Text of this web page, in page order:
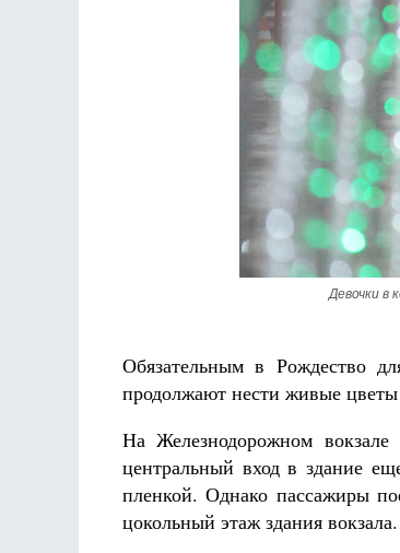
Девочки в
Обязательным в Рождество
продолжают нести живые
На Железнодорожном
центральный вход в здание
пленкой. Однако пассажиры
цокольный этаж здания вокзала.